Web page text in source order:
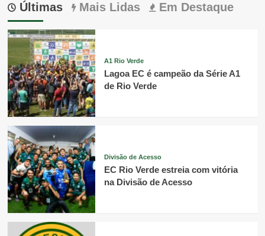
Últimas Mais Lidas Em Destaque
A1 Rio Verde
Lagoa EC é campeão da Série A1
de Rio Verde
Divisão de Acesso
EC Rio Verde estreia com vitória
na Divisão de Acesso